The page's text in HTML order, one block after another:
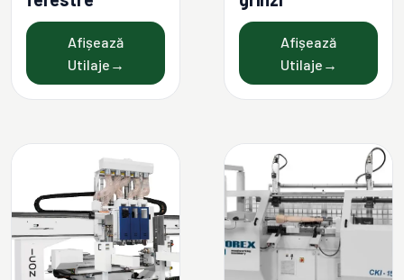
Afișează
Utilaje →
Afișează
Utilaje →